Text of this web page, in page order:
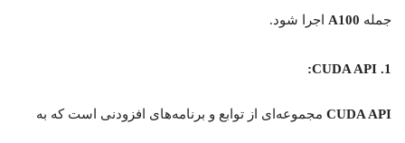
جمله A100 اجرا شود.
1. CUDA API:
CUDA API مجموعه‌ای از توابع و برنامه‌های افزودنی است که به